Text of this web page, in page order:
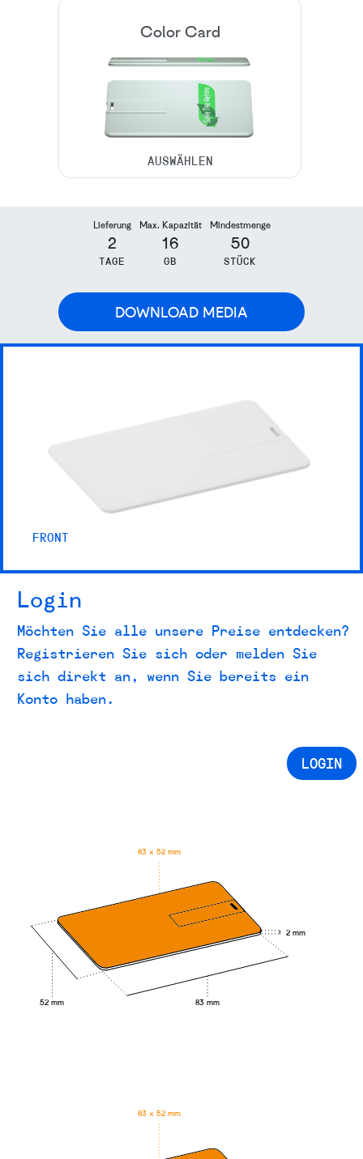
Color Card
Lieferung
2
TAGE
Max. Kapazität
16
GB
Mindestmenge
50
STÜCK
DOWNLOAD MEDIA
FRONT
Login
Möchten Sie alle unsere Preise entdecken?
Registrieren Sie sich oder melden Sie
sich direkt an, wenn Sie bereits ein
Konto haben.
LOGIN
83 mm
2 mm
52 mm
83 × 52 mm
83 × 52 mm